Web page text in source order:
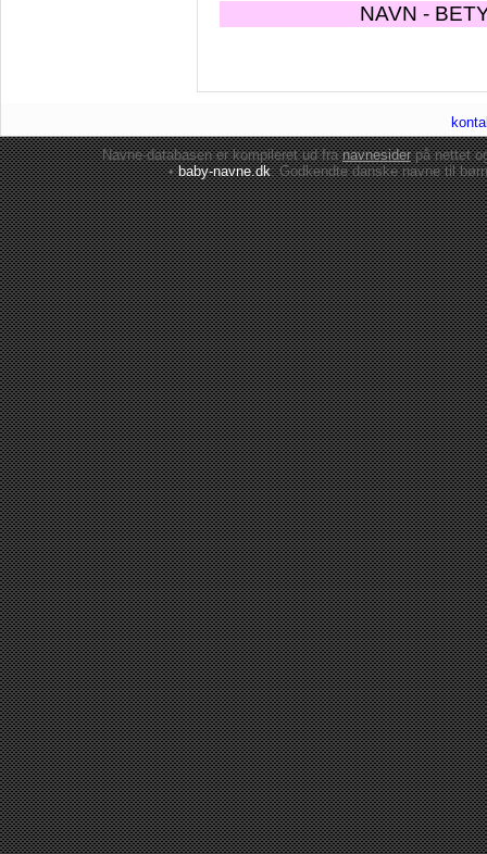
NAVN -
Navne-databasen er kompileret ud franavnesiderpå nettet
•baby-navne.dk: Godkendte danskenavne til børn